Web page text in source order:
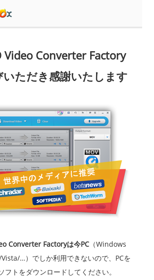
Video Converter Factory
いただき感謝いたします
Converter Factoryは今PC （Windows
…）でしか利用できないので、PCを
フトをダウンロードしてください。